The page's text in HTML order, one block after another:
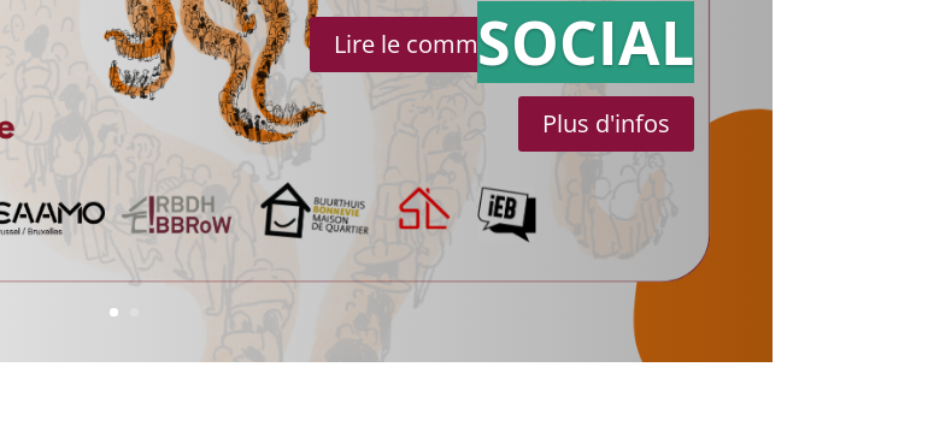
Lire le communiqué de presse
SOCIAL
Plus d'infos